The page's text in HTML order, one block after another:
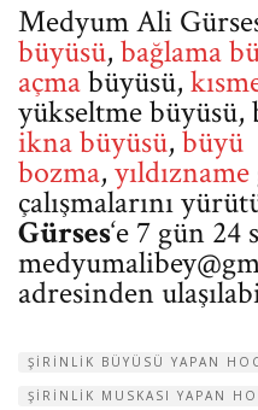
Medyum Ali
büyüsü, bağlama
açmabüyüsü,
yükseltme büyüsü,
ikna büyüsü, büyü
bozma,yıldızname
çalışmalarını
Gürses‘e 7 gün 24
adresinden
ŞIRINLIK BÜYÜSÜ YAPAN
ŞIRINLIK MUSKASI YAPAN